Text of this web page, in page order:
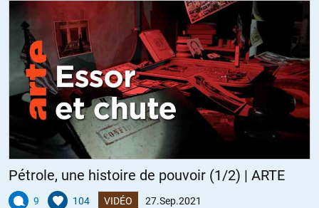
Jean//27.09.2021 à 08h44
@James Whitney
Oui et cet article en dit long, en creux, sur la nature belliqueuse et
inconséquente de cette nation dispensable.
+13 ALERTER
Olivier77 //27.09.2021 à 09h33
Pétrole, une histoire de pouvoir (1/2) | ARTE
9 104 VIDÉO 27.Sep.2021